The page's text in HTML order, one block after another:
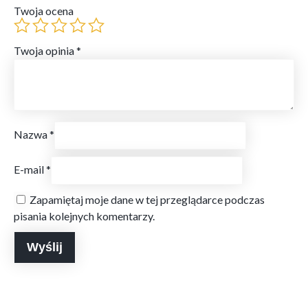
Twoja ocena
Twoja opinia*
Nazwa*
E-mail*
Zapamiętaj moje dane w tej przeglądarce podczas
pisania kolejnych komentarzy.